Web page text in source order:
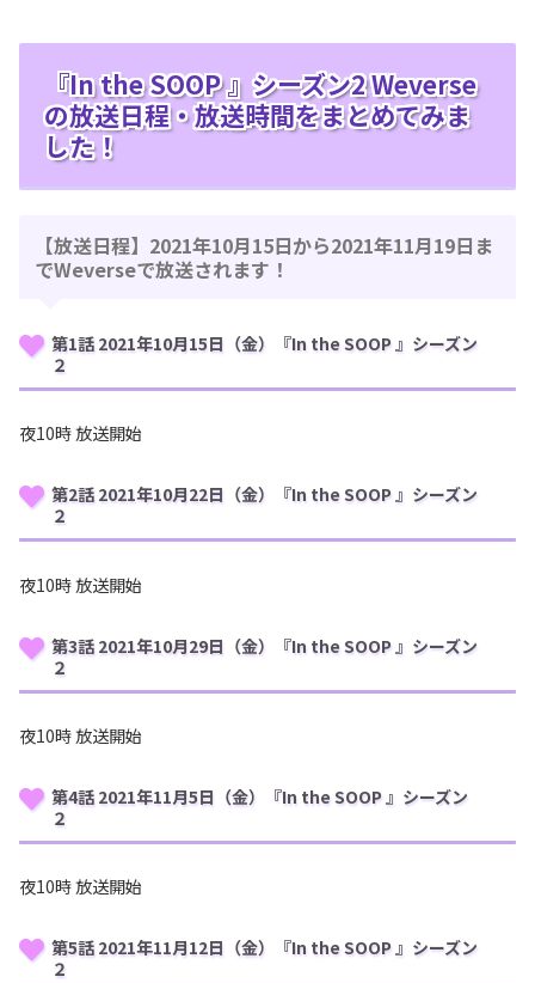
『In the SOOP 』シーズン2 Weverse
の放送日程・放送時間をまとめてみま
した！
【放送日程】2021年10月15日から2021年11月19日ま
でWeverseで放送されます！
第1話 2021年10月15日（金）『In the SOOP 』シーズン
２
夜10時 放送開始
第2話 2021年10月22日（金）『In the SOOP 』シーズン
２
夜10時 放送開始
第3話 2021年10月29日（金）『In the SOOP 』シーズン
２
夜10時 放送開始
第4話 2021年11月5日（金）『In the SOOP 』シーズン
２
夜10時 放送開始
第5話 2021年11月12日（金）『In the SOOP 』シーズン
２